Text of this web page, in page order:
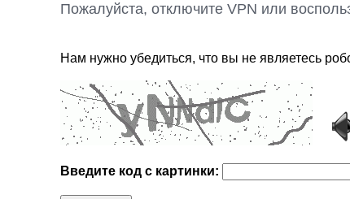
Пожалуйста, отключите VPN или
Нам нужно убедиться, что вы не являетесь
Введите код с картинки: